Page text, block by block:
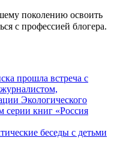
поколению освоить
с профессией блогера.
прошла встреча с
Экологического
серии книг «Россия
беседы с детьми